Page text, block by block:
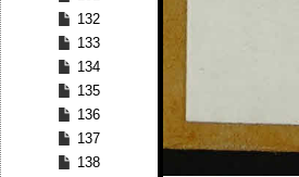
132
133
134
135
136
137
138